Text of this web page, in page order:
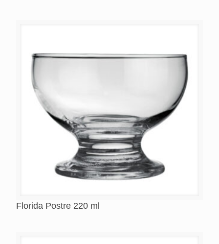
Florida Postre 220 ml